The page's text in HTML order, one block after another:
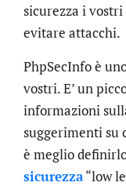
sicurezza i
evitare attacchi.
PhpSecInfo è
vostri. E’ un
informazioni
suggerimenti su
è meglio
sicurezza“low